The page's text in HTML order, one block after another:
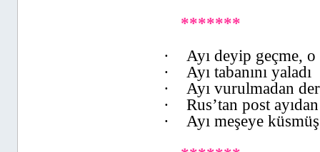
*******
·
Ayı deyip geçme,
·
Ayı tabanını yaladı
·
Ayı vurulmadan
·
Rus’tan post
·
Ayı meşeye